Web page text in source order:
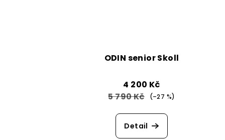
ODIN senior Skoll
4 200 Kč
5 790 Kč
(–27 %)
Detail